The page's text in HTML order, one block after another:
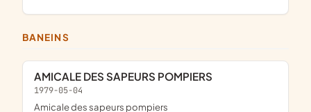
BANEINS
AMICALE DES SAPEURS POMPIERS
1979-05-04
amicale des sapeurs pompiers